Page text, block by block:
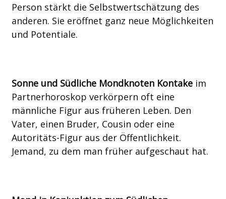
Person stärkt die Selbstwertschätzung des
anderen. Sie eröffnet ganz neue Möglichkeiten
und Potentiale.
Sonne und Südliche Mondknoten Kontakeim
Partnerhoroskop verkörpern oft eine
männliche Figur aus früheren Leben. Den
Vater, einen Bruder, Cousin oder eine
Autoritäts-Figur aus der Öffentlichkeit.
Jemand, zu dem man früher aufgeschaut hat.